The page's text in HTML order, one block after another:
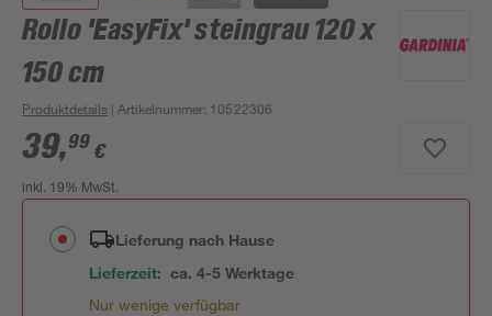
Rollo 'EasyFix' steingrau 120 x
150 cm
Produktdetails | Artikelnummer: 10522306
39,99 €
inkl. 19% MwSt.
Lieferung nach Hause
Lieferzeit: ca. 4-5 Werktage
Nur wenige verfügbar